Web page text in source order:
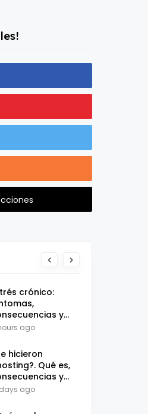
crónico:
y
de evaluación
ago
hicieron
Qué es,
y
de
days ago